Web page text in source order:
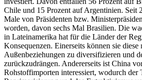
Chile und 15 Prozent auf Argentinien. Seit
Male von Präsidenten bzw.
worden, davon sechs Mal Brasilien. Die
in Lateinamerika hat für die Länder der
Konsequenzen. Einerseits können sie diese
Außenbeziehungen zu diversifizieren und
zurückzudrängen. Andererseits ist China
Rohstoffimporten interessiert, wodurch der